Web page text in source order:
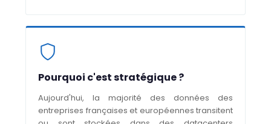
Pourquoi c'est stratégique ?
Aujourd'hui, la majorité des données des
entreprises françaises et européennes transitent